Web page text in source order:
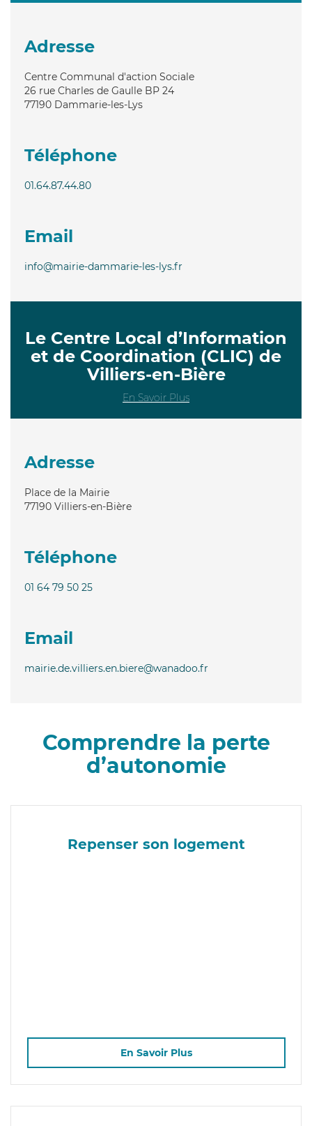
Adresse
Centre Communal d'action Sociale
26 rue Charles de Gaulle BP 24
77190 Dammarie-les-Lys
Téléphone
01.64.87.44.80
Email
info@mairie-dammarie-les-lys.fr
Le Centre Local d’Information
et de Coordination (CLIC) de
Villiers-en-Bière
En Savoir Plus
Adresse
Place de la Mairie
77190 Villiers-en-Bière
Téléphone
01 64 79 50 25
Email
mairie.de.villiers.en.biere@wanadoo.fr
Comprendre la perte
d’autonomie
Repenser son logement
En Savoir Plus